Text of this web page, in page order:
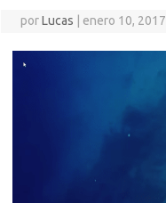
porLucas enero 10, 2017